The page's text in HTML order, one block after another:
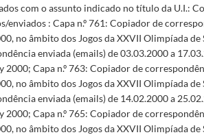
com o assunto indicado no título da U.I.:
enviados : Capa n.º 761: Copiador de
no âmbito dos Jogos da XXVII Olimpíada
enviada (emails) de 03.03.2000 a
2000; Capa n.º 763: Copiador de
no âmbito dos Jogos da XXVII Olimpíada
enviada (emails) de 14.02.2000 a
2000; Capa n.º 765: Copiador de
no âmbito dos Jogos da XXVII Olimpíada